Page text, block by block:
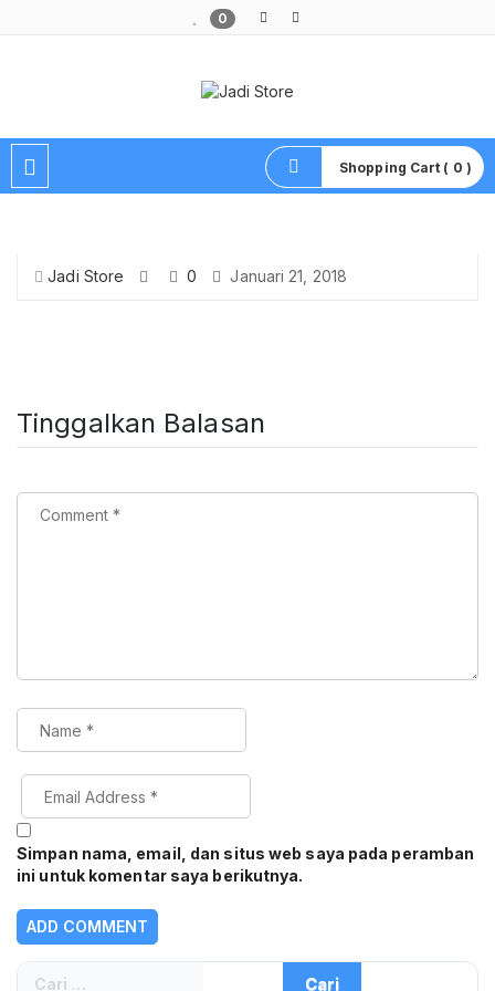
0
Shopping Cart ( 0 )
Jadi Store 0 Januari 21, 2018
Tinggalkan Balasan
Simpan nama, email, dan situs web saya pada peramban
ini untuk komentar saya berikutnya.
Cari